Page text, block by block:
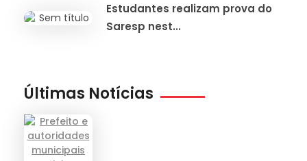
Estudantes realizam prova do
Saresp nest...
Últimas Notícias